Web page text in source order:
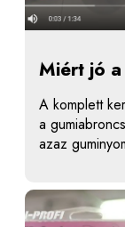
Miért jó
A komplett
a
azaz